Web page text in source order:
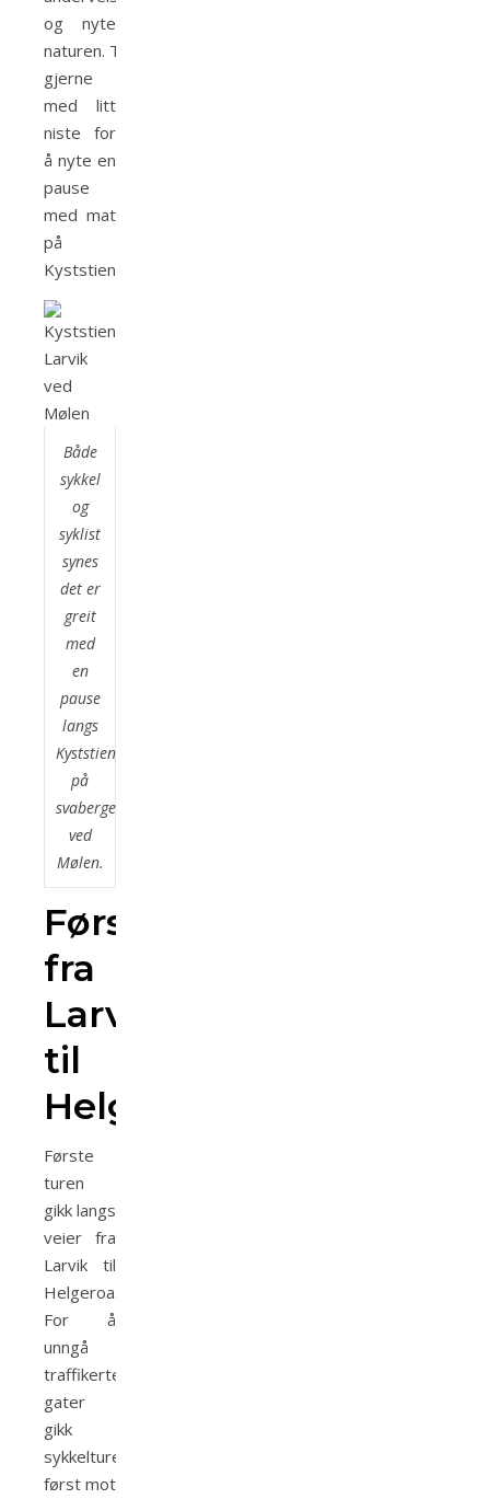
og nyte
naturen. Ta
gjerne
med litt
niste for
å nyte en
pause
med mat
på
Kyststien.
Både
sykkel
og
syklist
synes
det er
greit
med
en
pause
langs
Kyststien,
på
svabergene
ved
Mølen.
Først
fra
Larvik
til
Helgeroa
Første
turen
gikk langs
veier fra
Larvik til
Helgeroa.
For å
unngå
traffikerte
gater
gikk
sykkelturen
først mot